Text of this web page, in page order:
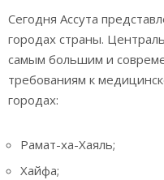
Сегодня Ассута
городах страны.
самым большим и
требованиям к
городах:
Рамат-ха-Хаяль;
Хайфа;